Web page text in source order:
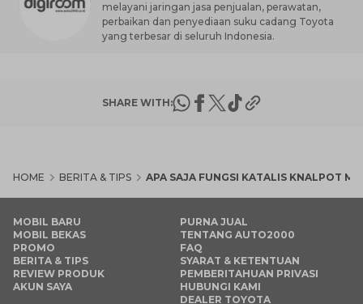
melayani jaringan jasa penjualan, perawatan,
perbaikan dan penyediaan suku cadang Toyota
yang terbesar di seluruh Indonesia.
SHARE WITH:
HOME BERITA & TIPS APA SAJA FUNGSI KATALIS KNALPOT
MOBIL BARU
MOBIL BEKAS
PROMO
BERITA & TIPS
REVIEW PRODUK
AKUN SAYA
PURNA JUAL
TENTANG AUTO2000
FAQ
SYARAT & KETENTUAN
PEMBERITAHUAN PRIVASI
HUBUNGI KAMI
DEALER TOYOTA